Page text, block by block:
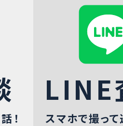
！
LINE
スマホで撮って